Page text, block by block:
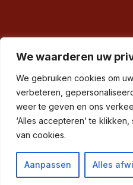
We waarderen uw
We gebruiken cookies om
verbeteren,
weer te geven en ons
‘Alles accepteren’ te
van cookies.
Aanpassen Alles
© Run in
Algemene